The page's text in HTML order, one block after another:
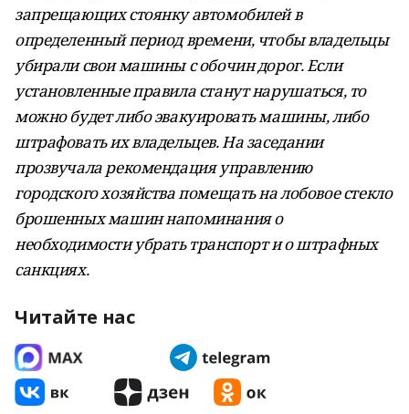
запрещающих стоянку автомобилей в
определенный период времени, чтобы владельцы
убирали свои машины с обочин дорог. Если
установленные правила станут нарушаться, то
можно будет либо эвакуировать машины, либо
штрафовать их владельцев. На заседании
прозвучала рекомендация управлению
городского хозяйства помещать на лобовое стекло
брошенных машин напоминания о
необходимости убрать транспорт и о штрафных
санкциях.
Читайте нас